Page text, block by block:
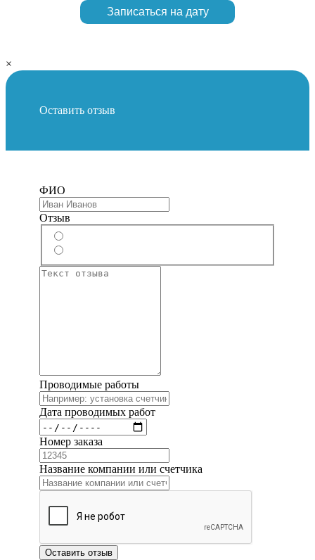
Записаться на дату
×
Оставить отзыв
ФИО
Отзыв
Проводимые работы
Дата проводимых работ
Номер заказа
Название компании или счетчика
Оставить отзыв